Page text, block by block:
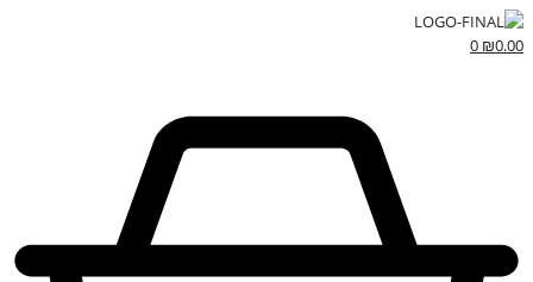
₪0.00
0